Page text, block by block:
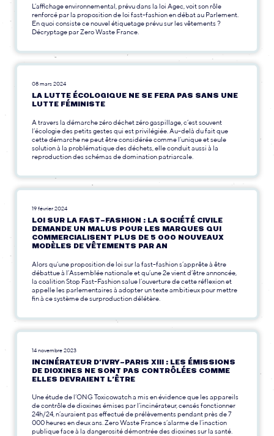
L’affichage environnemental, prévu dans la loi Agec, voit son rôle
renforcé par la proposition de loi fast-fashion en débat au Parlement.
En quoi consiste ce nouvel étiquetage prévu sur les vêtements ?
Décryptage par Zero Waste France.
08 mars 2024
LA LUTTE ÉCOLOGIQUE NE SE FERA PAS SANS UNE
LUTTE FÉMINISTE
A travers la démarche zéro déchet zéro gaspillage, c’est souvent
l’écologie des petits gestes qui est privilégiée. Au-delà du fait que
cette démarche ne peut être considérée comme l’unique et seule
solution à la problématique des déchets, elle conduit aussi à la
reproduction des schémas de domination patriarcale.
19 février 2024
LOI SUR LA FAST-FASHION : LA SOCIÉTÉ CIVILE
DEMANDE UN MALUS POUR LES MARQUES QUI
COMMERCIALISENT PLUS DE 5 000 NOUVEAUX
MODÈLES DE VÊTEMENTS PAR AN
Alors qu’une proposition de loi sur la fast-fashion s’apprête à être
débattue à l’Assemblée nationale et qu’une 2e vient d’être annoncée,
la coalition Stop Fast-Fashion salue l’ouverture de cette réflexion et
appelle les parlementaires à adopter un texte ambitieux pour mettre
fin à ce système de surproduction délétère.
14 novembre 2023
INCINÉRATEUR D’IVRY-PARIS XIII : LES ÉMISSIONS
DE DIOXINES NE SONT PAS CONTRÔLÉES COMME
ELLES DEVRAIENT L’ÊTRE
Une étude de l’ONG Toxicowatch a mis en évidence que les appareils
de contrôle de dioxines émises par l’incinérateur, censés fonctionner
24h/24, n’auraient pas effectué de prélèvements pendant près de 7
000 heures en deux ans. Zero Waste France s’alarme de l’inaction
publique face à la dangerosité démontrée des dioxines sur la santé.